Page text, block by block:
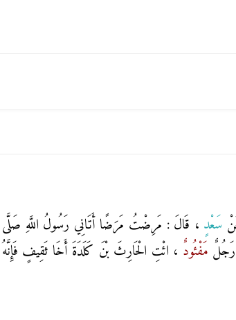
سَعْدٍ ، قَالَ : مَرِضْتُ مَرَضًا أَتَانِي رَسُولُ اللَّهِ صَلَّى
رَجُلٌ مَفْئُودٌ ، ائْتِ الْحَارِثَ بْنَ كَلَدَةَ أَخَا ثَقِيفٍ فَإِنَّهُ